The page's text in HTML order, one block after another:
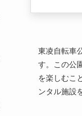
東凌自転車
す。この公
を楽しむこ
ンタル施設